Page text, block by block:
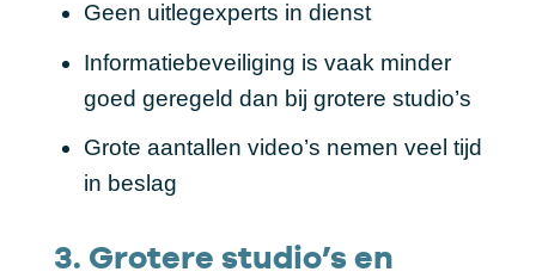
Geen uitlegexperts in dienst
Informatiebeveiliging is vaak minder
goed geregeld dan bij grotere studio’s
Grote aantallen video’s nemen veel tijd
in beslag
3. Grotere studio’s en